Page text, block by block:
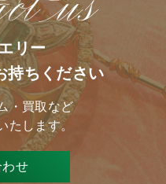
リー
持ちください
・買取など
たします。
わせ